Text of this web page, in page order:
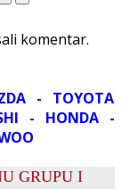
komentar.
- TOYOTA
- HONDA -
GRUPU I